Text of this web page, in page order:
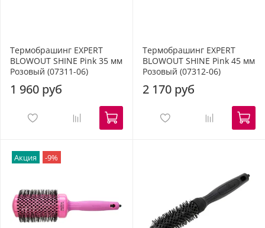
Термобрашинг EXPERT
BLOWOUT SHINE Pink 35 мм
Розовый (07311-06)
1 960 руб
Термобрашинг EXPERT
BLOWOUT SHINE Pink 45 мм
Розовый (07312-06)
2 170 руб
Акция -9%